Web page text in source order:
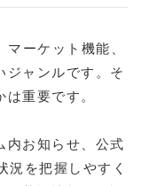
ーケット機能、
ジャンルです。そ
重要です。
内お知らせ、公式
況を把握しやすく